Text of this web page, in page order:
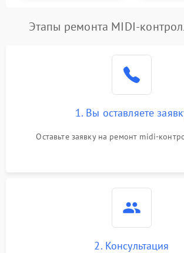
Этапы ремонта MIDI-
1. Вы оставляете
Оставьте заявку на ремонт midi-
2. Консультация